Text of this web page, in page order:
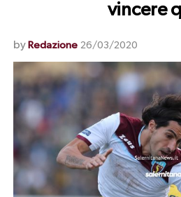
vincere
by Redazione 26/03/2020